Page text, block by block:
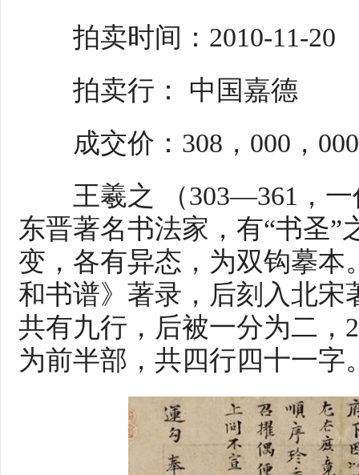
拍卖时间：2010-11-20
拍卖行： 中国嘉德
成交价：308，000，
王羲之 （303—361，一
东晋著名书法家，有“书圣
变，各有异态，为双钩摹本
和书谱》著录，后刻入北宋
共有九行，后被一分为二，
为前半部，共四行四十一字